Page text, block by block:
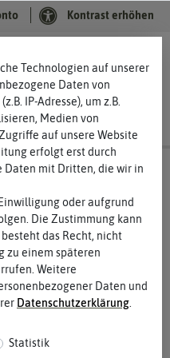
Kontrast erhöhen
Technologien auf unserer
Daten von
IP-Adresse), um z.B.
Medien von
auf unsere Website
erfolgt erst durch
Daten mit Dritten, die wir in
oder aufgrund
Die Zustimmung kann
das Recht, nicht
zu einem späteren
Weitere
Daten und
Daten­schutz­erklärung.
Statistik